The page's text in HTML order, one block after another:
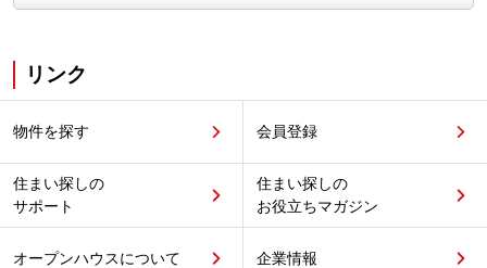
リンク
物件を探す 会員登録
住まい探しの
サポート
住まい探しの
お役立ちマガジン
オープンハウスについて 企業情報